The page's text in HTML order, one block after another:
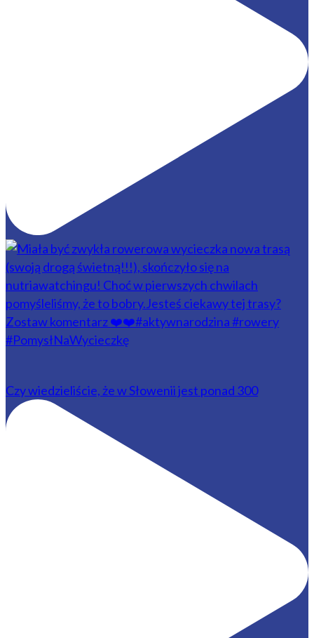
Czy wiedzieliście, że w Słowenii jest ponad 300